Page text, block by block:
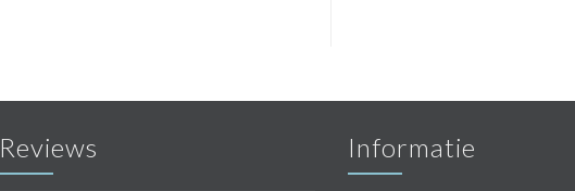
Reviews Informatie